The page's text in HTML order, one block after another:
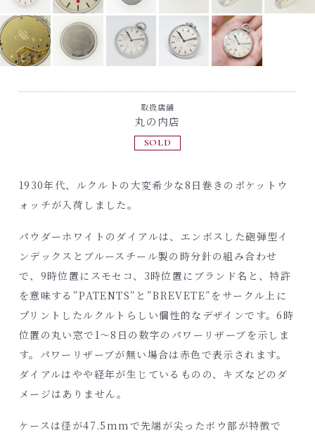
取扱店舗
丸の内店
SOLD
1930年代、ルクルトの大変希少な8日巻きのポケットウ
ォッチが入荷しました。
パウダーホワイトのダイアルは、エンボスした砲弾型イ
ンデックスとブルースチール製の時分針の組み合わせ
で、9時位置にスモセコ、3時位置にブランド名と、特許
を意味する”PATENTS”と”BREVETE”をサークル上に
プリントしたルクルトらしい個性的なデザインです。6時
位置の丸い窓で1～8日の数字のパワーリザーブを示しま
す。パワーリザーブが無い場合は赤色で表示されます。
ダイアルはやや経年が生じているものの、キズなどのダ
メージはありません。
ケースは径が47.5mmで先端が尖ったボウ部が特徴で